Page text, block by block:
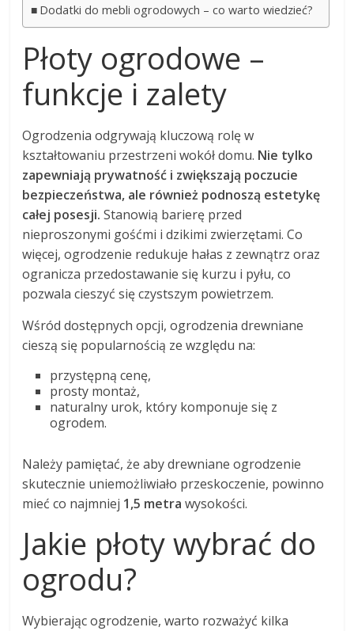
Dodatki do mebli ogrodowych – co warto wiedzieć?
Płoty ogrodowe –
funkcje i zalety
Ogrodzenia odgrywają kluczową rolę w
kształtowaniu przestrzeni wokół domu. Nie tylko
zapewniają prywatność i zwiększają poczucie
bezpieczeństwa, ale również podnoszą estetykę
całej posesji. Stanowią barierę przed
nieproszonymi gośćmi i dzikimi zwierzętami. Co
więcej, ogrodzenie redukuje hałas z zewnątrz oraz
ogranicza przedostawanie się kurzu i pyłu, co
pozwala cieszyć się czystszym powietrzem.
Wśród dostępnych opcji, ogrodzenia drewniane
cieszą się popularnością ze względu na:
przystępną cenę,
prosty montaż,
naturalny urok, który komponuje się z
ogrodem.
Należy pamiętać, że aby drewniane ogrodzenie
skutecznie uniemożliwiało przeskoczenie, powinno
mieć co najmniej 1,5 metra wysokości.
Jakie płoty wybrać do
ogrodu?
Wybierając ogrodzenie, warto rozważyć kilka